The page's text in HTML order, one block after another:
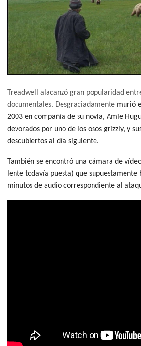
Treadwell alacanzó gran popularidad
documentales. Desgraciadamente murió
2003 en compañía de su novia, Amie
devorados por uno de los osos grizzly, y
descubiertos al día siguiente.
También se encontró una cámara de
lente todavía puesta) que supuestamente
minutos de audio correspondiente al